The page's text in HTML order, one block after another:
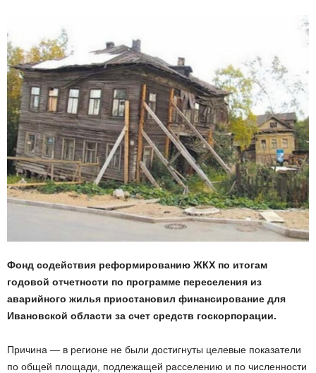
Фонд содействия реформированию ЖКХ по итогам
годовой отчетности по программе переселения из
аварийного жилья приостановил финансирование для
Ивановской области за счет средств госкорпорации.
Причина — в регионе не были достигнуты целевые показатели
по общей площади, подлежащей расселению и по численности